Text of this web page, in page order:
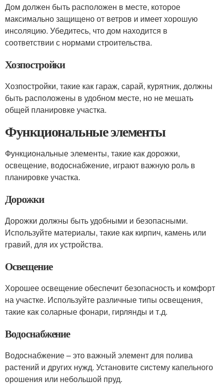
Дом должен быть расположен в месте, которое
максимально защищено от ветров и имеет хорошую
инсоляцию. Убедитесь, что дом находится в
соответствии с нормами строительства.
Хозпостройки
Хозпостройки, такие как гараж, сарай, курятник, должны
быть расположены в удобном месте, но не мешать
общей планировке участка.
Функциональные элементы
Функциональные элементы, такие как дорожки,
освещение, водоснабжение, играют важную роль в
планировке участка.
Дорожки
Дорожки должны быть удобными и безопасными.
Используйте материалы, такие как кирпич, камень или
гравий, для их устройства.
Освещение
Хорошее освещение обеспечит безопасность и комфорт
на участке. Используйте различные типы освещения,
такие как соларные фонари, гирлянды и т.д.
Водоснабжение
Водоснабжение – это важный элемент для полива
растений и других нужд. Установите систему капельного
орошения или небольшой пруд.